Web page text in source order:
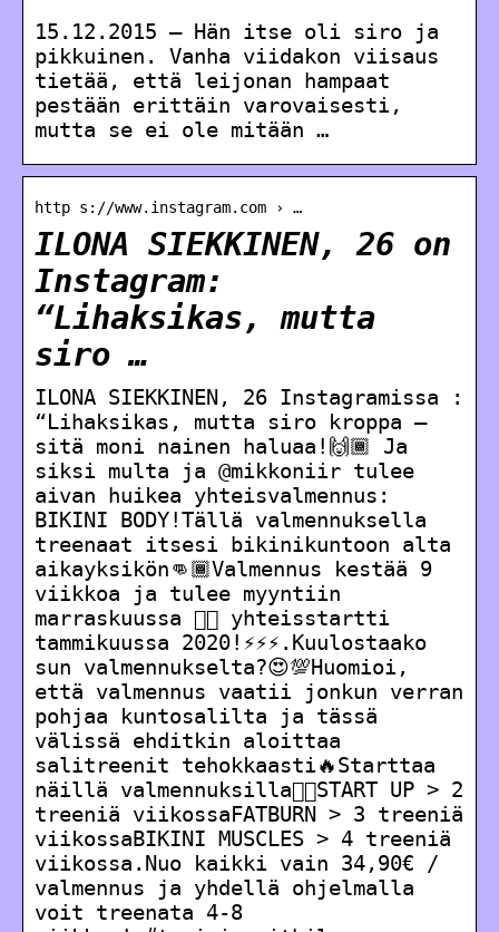
15.12.2015 — Hän itse oli siro ja
pikkuinen. Vanha viidakon viisaus
tietää, että leijonan hampaat
pestään erittäin varovaisesti,
mutta se ei ole mitään …
http s://www.instagram.com › …
ILONA SIEKKINEN, 26 on
Instagram:
“Lihaksikas, mutta
siro …
ILONA SIEKKINEN, 26 Instagramissa :
“Lihaksikas, mutta siro kroppa –
sitä moni nainen haluaa!🙌🏾 Ja
siksi multa ja @mikkoniir tulee
aivan huikea yhteisvalmennus:
BIKINI BODY!Tällä valmennuksella
treenaat itsesi bikinikuntoon alta
aikayksikön👊🏾Valmennus kestää 9
viikkoa ja tulee myyntiin
marraskuussa 👉🏾 yhteisstartti
tammikuussa 2020!⚡️⚡️⚡️.Kuulostaako
sun valmennukselta?😍💯Huomioi,
että valmennus vaatii jonkun verran
pohjaa kuntosalilta ja tässä
välissä ehditkin aloittaa
salitreenit tehokkaasti🔥Starttaa
näillä valmennuksilla👇🏾START UP > 2
treeniä viikossaFATBURN > 3 treeniä
viikossaBIKINI MUSCLES > 4 treeniä
viikossa.Nuo kaikki vain 34,90€ /
valmennus ja yhdellä ohjelmalla
voit treenata 4-8